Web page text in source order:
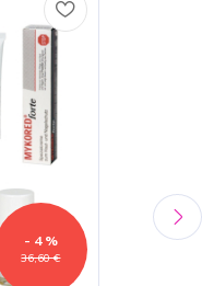
36,60 €
- 4 %